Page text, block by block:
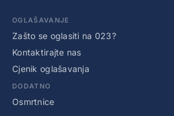
OGLAŠAVANJE
Zašto se oglasiti na 023?
Kontaktirajte nas
Cjenik oglašavanja
DODATNO
Osmrtnice